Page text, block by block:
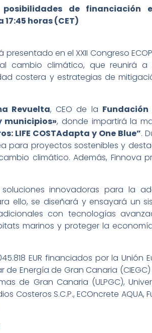
de financiación
horas (CET)
en el XXII Congreso
climático, que reunirá a
costera y estrategias de
Revuelta, CEO de la Fundación
municipios», donde impartirá la
LIFE COSTAdapta y One Blue”.
para proyectos sostenibles y
climático. Además, Finnova
innovadoras para la
ello, se diseñará y ensayará un
con tecnologías
marinos y proteger la
EUR financiados por la Unión
de Energía de Gran Canaria
de Gran Canaria (ULPGC),
Costeros S.C.P., ECOncrete AQUA,